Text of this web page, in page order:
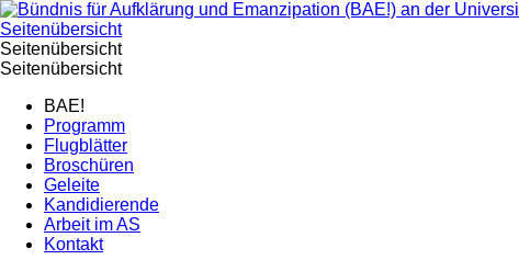
Seitenübersicht
Seitenübersicht
Seitenübersicht
BAE!
Programm
Flugblätter
Broschüren
Geleite
Kandidierende
Arbeit im AS
Kontakt